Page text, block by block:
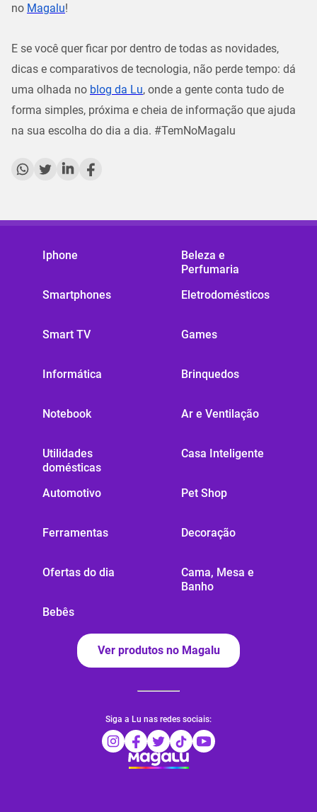
no Magalu!
E se você quer ficar por dentro de todas as novidades,
dicas e comparativos de tecnologia, não perde tempo: dá
uma olhada no blog da Lu, onde a gente conta tudo de
forma simples, próxima e cheia de informação que ajuda
na sua escolha do dia a dia. #TemNoMagalu
Iphone
Smartphones
Smart TV
Informática
Notebook
Utilidades
domésticas
Automotivo
Ferramentas
Ofertas do dia
Bebês
Beleza e
Perfumaria
Eletrodomésticos
Games
Brinquedos
Ar e Ventilação
Casa Inteligente
Pet Shop
Decoração
Cama, Mesa e
Banho
Ver produtos no Magalu
Siga a Lu nas redes sociais: